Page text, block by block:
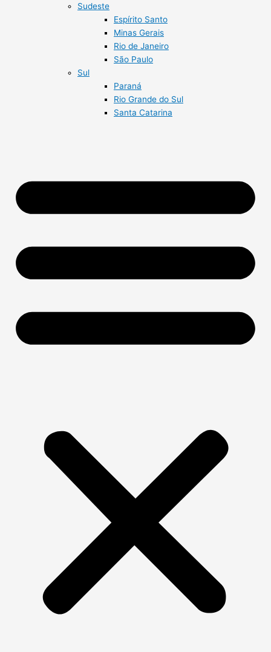
Sudeste
Espírito Santo
Minas Gerais
Rio de Janeiro
São Paulo
Sul
Paraná
Rio Grande do Sul
Santa Catarina